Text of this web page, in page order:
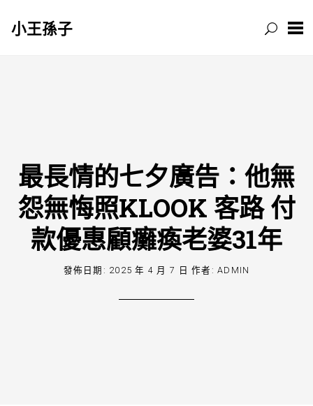
小王孫子
最長情的七夕廣告：他無
怨無悔照KLOOK 客路 付
款優惠顧癱瘓老婆31年
發佈日期: 2025 年 4 月 7 日 作者:ADMIN